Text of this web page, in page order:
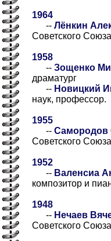
1964
-- Лёнкин
Советского Союза
1958
-- Зощенко
драматург
-- Новицкий
наук, профессор.
1955
-- Самородов
Советского Союза
1952
-- Валенсиа
композитор и
1948
-- Нечаев
Советского Союза